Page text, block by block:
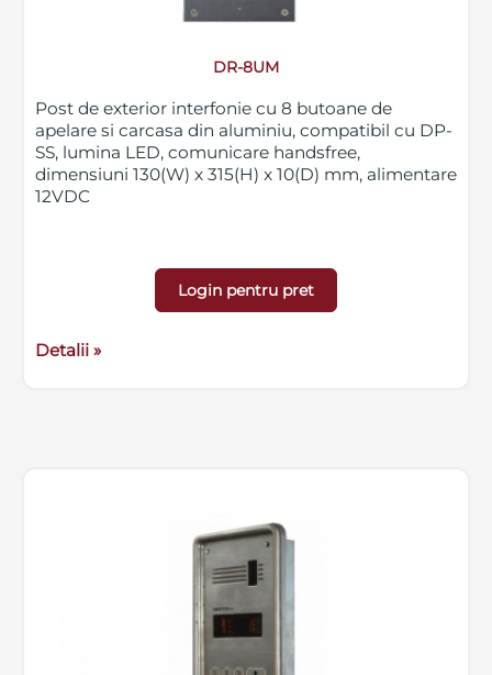
DR-8UM
Post de exterior interfonie cu 8 butoane de
apelare si carcasa din aluminiu, compatibil cu DP-
SS, lumina LED, comunicare handsfree,
dimensiuni 130(W) x 315(H) x 10(D) mm, alimentare
12VDC
Login pentru pret
Detalii »